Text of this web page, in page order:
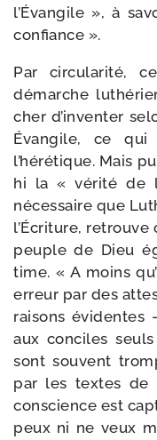
l’Évangile », à
confiance ».
Par cir­cu­la­ri­té,
démarche
cher d’inventer
Évangile, ce
l’hérétique. Mais
hi la « véri­té de
néces­saire que
l’Écriture,
peuple de Dieu
time. « A moins
erreur par des
rai­sons évi­dentes
aux conciles
sont sou­vent
par les textes de
conscience est
peux ni ne veux